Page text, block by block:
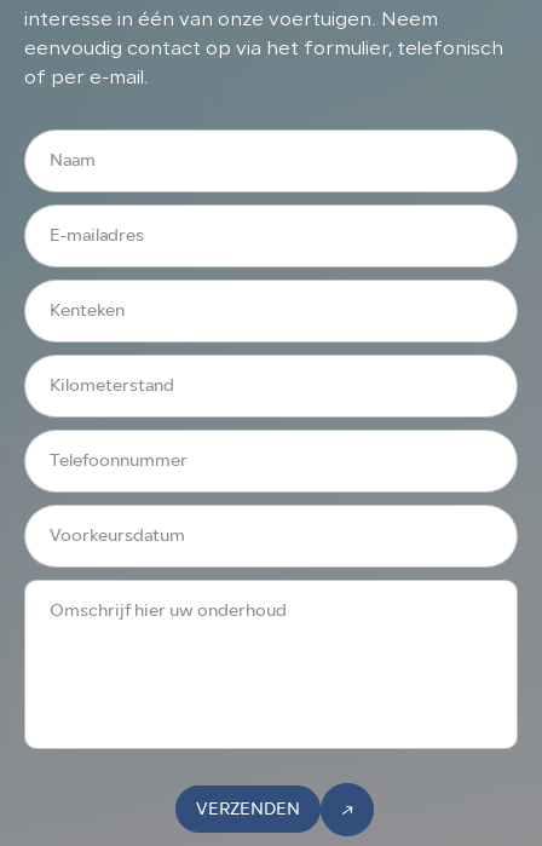
interesse in één van onze voertuigen. Neem
eenvoudig contact op via het formulier, telefonisch
of per e-mail.
VERZENDEN